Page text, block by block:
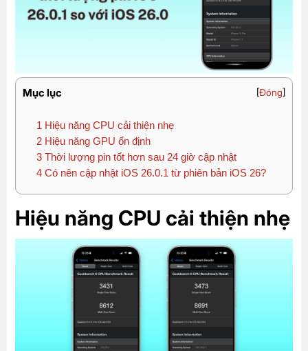
Mục lục [Đóng]
1 Hiệu năng CPU cải thiện nhẹ
2 Hiệu năng GPU ổn định
3 Thời lượng pin tốt hơn sau 24 giờ cập nhật
4 Có nên cập nhật iOS 26.0.1 từ phiên bản iOS 26?
Hiệu năng CPU cải thiện nhẹ